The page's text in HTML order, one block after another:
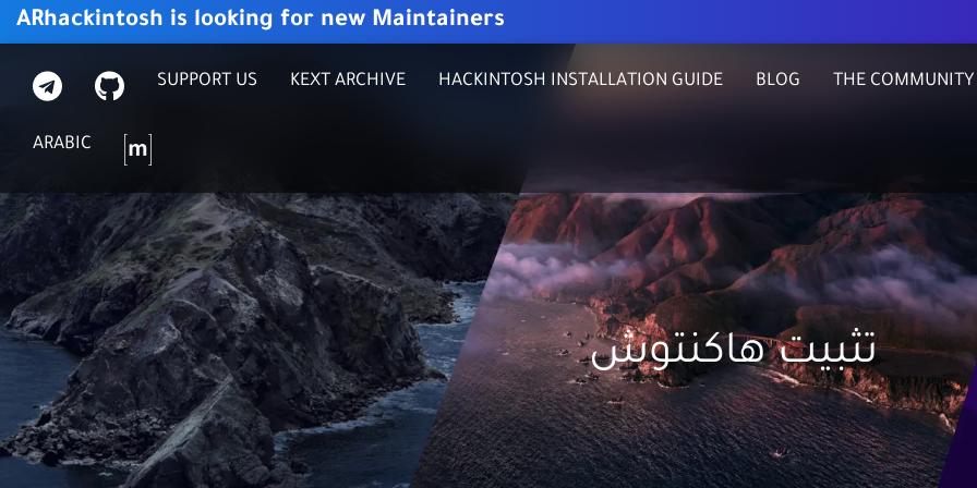
ARhackintosh is looking for new Maintainers
THE COMMUNITY
BLOG
HACKINTOSH INSTALLATION GUIDE
KEXT ARCHIVE
SUPPORT US
GITHUB تيليجرام
ماتركسARABIC
تثبيت هاكنتوش